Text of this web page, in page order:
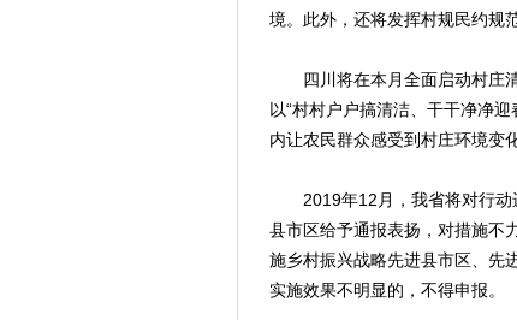
境。此外，还将发挥村规民约规
四川将在本月全面启动村庄清
以“村村户户搞清洁、干干净净
内让农民群众感受到村庄环境变
2019年12月，我省将对行动
县市区给予通报表扬，对措施不
施乡村振兴战略先进县市区、先
实施效果不明显的，不得申报。